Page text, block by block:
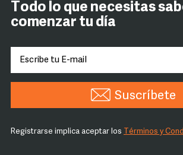
Todo lo que necesitas
comenzar tu día
Suscríbete
Registrarse implica aceptar los Términos y